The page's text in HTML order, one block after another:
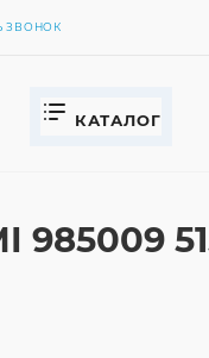
ЗВОНОК
КАТАЛОГ
985009